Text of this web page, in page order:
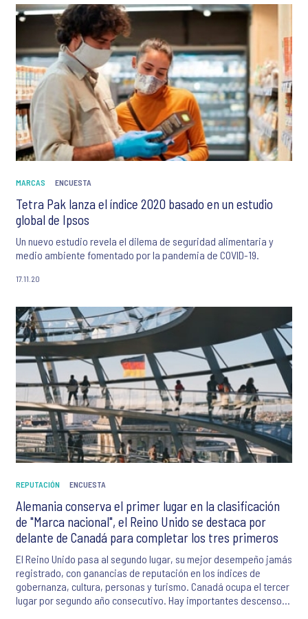
MARCAS ENCUESTA
Tetra Pak lanza el índice 2020 basado en un estudio
global de Ipsos
Un nuevo estudio revela el dilema de seguridad alimentaria y
medio ambiente fomentado por la pandemia de COVID-19.
17.11.20
REPUTACIÓN ENCUESTA
Alemania conserva el primer lugar en la clasificación
de "Marca nacional", el Reino Unido se destaca por
delante de Canadá para completar los tres primeros
El Reino Unido pasa al segundo lugar, su mejor desempeño jamás
registrado, con ganancias de reputación en los índices de
gobernanza, cultura, personas y turismo. Canadá ocupa el tercer
lugar por segundo año consecutivo. Hay importantes descensos